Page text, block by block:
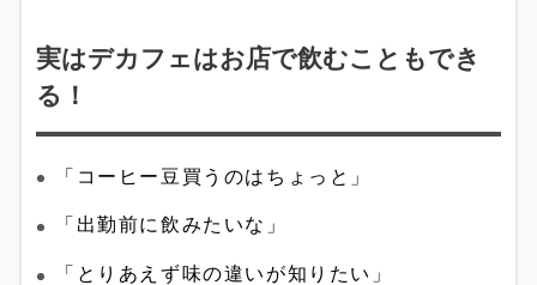
実はデカフェはお店で飲むこともでき
る！
「コーヒー豆買うのはちょっと」
「出勤前に飲みたいな」
「とりあえず味の違いが知りたい」